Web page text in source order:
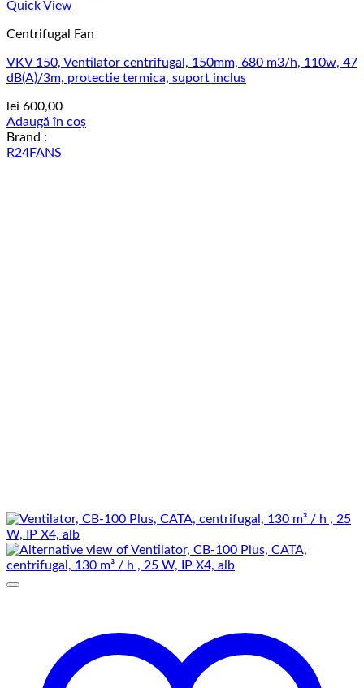
Quick View
Centrifugal Fan
VKV 150, Ventilator centrifugal, 150mm, 680 m3/h, 110w, 47
dB(A)/3m, protectie termica, suport inclus
lei 600,00
Adaugă în coș
Brand :
R24FANS